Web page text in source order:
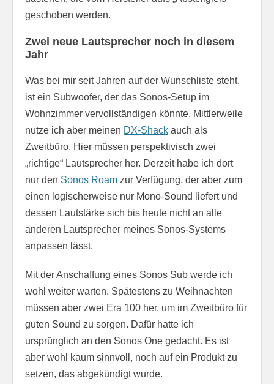
geschoben werden.
Zwei neue Lautsprecher noch in diesem
Jahr
Was bei mir seit Jahren auf der Wunschliste steht,
ist ein Subwoofer, der das Sonos-Setup im
Wohnzimmer vervollständigen könnte. Mittlerweile
nutze ich aber meinen DX-Shack auch als
Zweitbüro. Hier müssen perspektivisch zwei
„richtige“ Lautsprecher her. Derzeit habe ich dort
nur den Sonos Roam zur Verfügung, der aber zum
einen logischerweise nur Mono-Sound liefert und
dessen Lautstärke sich bis heute nicht an alle
anderen Lautsprecher meines Sonos-Systems
anpassen lässt.
Mit der Anschaffung eines Sonos Sub werde ich
wohl weiter warten. Spätestens zu Weihnachten
müssen aber zwei Era 100 her, um im Zweitbüro für
guten Sound zu sorgen. Dafür hatte ich
ursprünglich an den Sonos One gedacht. Es ist
aber wohl kaum sinnvoll, noch auf ein Produkt zu
setzen, das abgekündigt wurde.